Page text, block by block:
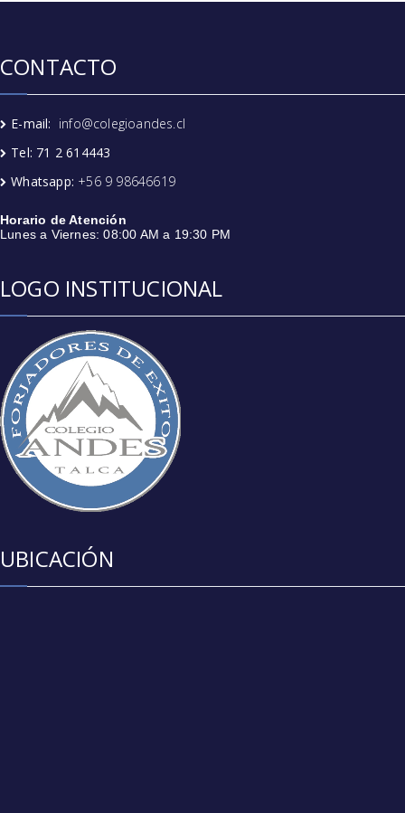
CONTACTO
E-mail: info@colegioandes.cl
Tel: 71 2 614443
Whatsapp: +56 9 98646619
Horario de Atención
Lunes a Viernes: 08:00 AM a 19:30 PM
LOGO INSTITUCIONAL
UBICACIÓN